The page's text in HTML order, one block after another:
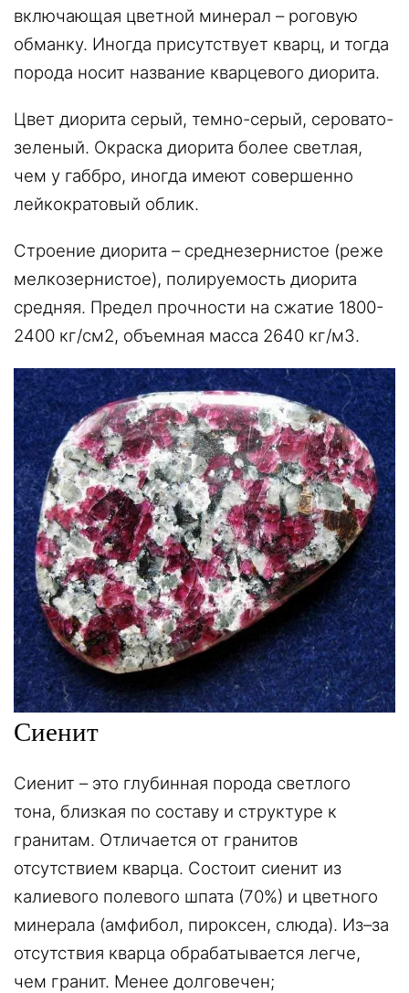
включающая цветной минерал – роговую
обманку. Иногда присутствует кварц, и тогда
порода носит название кварцевого диорита.
Цвет диорита серый, темно-серый, серовато-
зеленый. Окраска диорита более светлая,
чем у габбро, иногда имеют совершенно
лейкократовый облик.
Строение диорита – среднезернистое (реже
мелкозернистое), полируемость диорита
средняя. Предел прочности на сжатие 1800-
2400 кг/см2, объемная масса 2640 кг/м3.
Сиенит
Сиенит – это глубинная порода светлого
тона, близкая по составу и структуре к
гранитам. Отличается от гранитов
отсутствием кварца. Состоит сиенит из
калиевого полевого шпата (70%) и цветного
минерала (амфибол, пироксен, слюда). Из–за
отсутствия кварца обрабатывается легче,
чем гранит. Менее долговечен;